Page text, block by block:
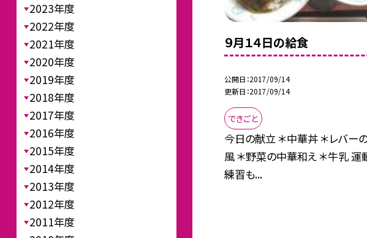
９月１４日の給食
公開日 2017/09/14
更新日 2017/09/14
できごと
今日の献立 ＊中華丼 ＊レバー
風 ＊野菜の中華和え ＊牛乳 運
練習も...
2023年度
2022年度
2021年度
2020年度
2019年度
2018年度
2017年度
2016年度
2015年度
2014年度
2013年度
2012年度
2011年度